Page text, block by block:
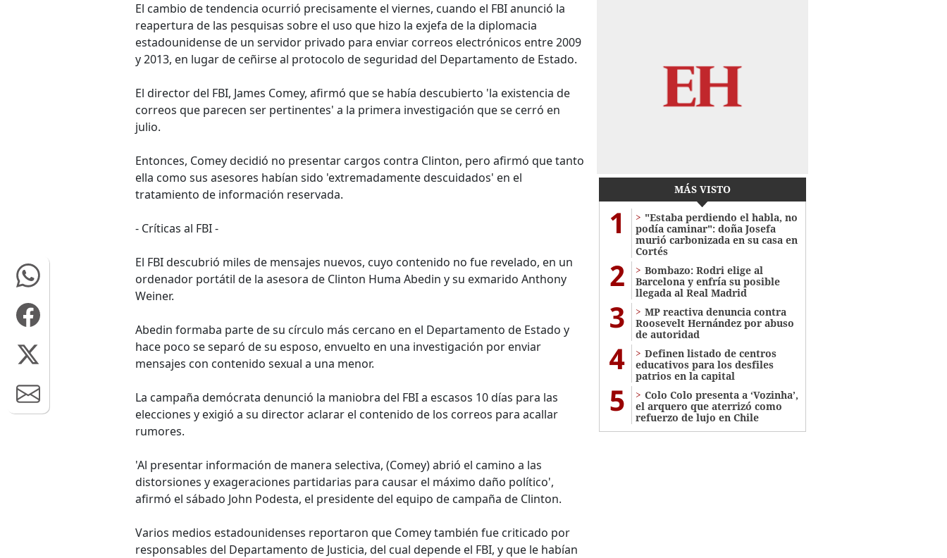
El cambio de tendencia ocurrió precisamente el viernes, cuando el FBI anunció la
reapertura de las pesquisas sobre el uso que hizo la exjefa de la diplomacia
estadounidense de un servidor privado para enviar correos electrónicos entre 2009
y 2013, en lugar de ceñirse al protocolo de seguridad del Departamento de Estado.
El director del FBI, James Comey, afirmó que se había descubierto 'la existencia de
correos que parecen ser pertinentes' a la primera investigación que se cerró en
julio.
Entonces, Comey decidió no presentar cargos contra Clinton, pero afirmó que tanto
ella como sus asesores habían sido 'extremadamente descuidados' en el
tratamiento de información reservada.
- Críticas al FBI -
El FBI descubrió miles de mensajes nuevos, cuyo contenido no fue revelado, en un
ordenador portátil de la asesora de Clinton Huma Abedin y su exmarido Anthony
Weiner.
Abedin formaba parte de su círculo más cercano en el Departamento de Estado y
hace poco se separó de su esposo, envuelto en una investigación por enviar
mensajes con contenido sexual a una menor.
La campaña demócrata denunció la maniobra del FBI a escasos 10 días para las
elecciones y exigió a su director aclarar el contenido de los correos para acallar
rumores.
'Al presentar información de manera selectiva, (Comey) abrió el camino a las
distorsiones y exageraciones partidarias para causar el máximo daño político',
afirmó el sábado John Podesta, el presidente del equipo de campaña de Clinton.
Varios medios estadounidenses reportaron que Comey también fue criticado por
responsables del Departamento de Justicia, del cual depende el FBI, y que le habían
MÁS VISTO
1
"Estaba perdiendo el habla, no
podía caminar": doña Josefa
murió carbonizada en su casa en
Cortés
2
Bombazo: Rodri elige al
Barcelona y enfría su posible
llegada al Real Madrid
3
MP reactiva denuncia contra
Roosevelt Hernández por abuso
de autoridad
4
Definen listado de centros
educativos para los desfiles
patrios en la capital
5
Colo Colo presenta a ‘Vozinha’,
el arquero que aterrizó como
refuerzo de lujo en Chile